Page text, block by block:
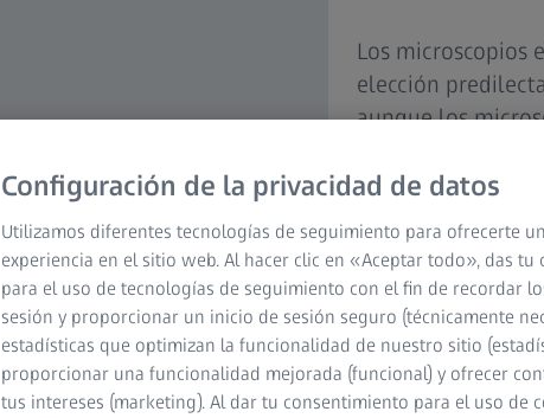
Los microscopios
elección
aunque los
detectores de
adquirir imágenes
combina una
resolución con
que hace posible
Apto para
tendencia a
Configuración de la privacidad de datos
Utilizamos diferentes tecnologías de seguimiento para ofrecerte
experiencia en el sitio web. Al hacer clic en «Aceptar todo», das tu
para el uso de tecnologías de seguimiento con el fin de recordar
sesión y proporcionar un inicio de sesión seguro (técnicamente
estadísticas que optimizan la funcionalidad de nuestro sitio
proporcionar una funcionalidad mejorada (funcional) y ofrecer
tus intereses (marketing). Al dar tu consentimiento para el uso de